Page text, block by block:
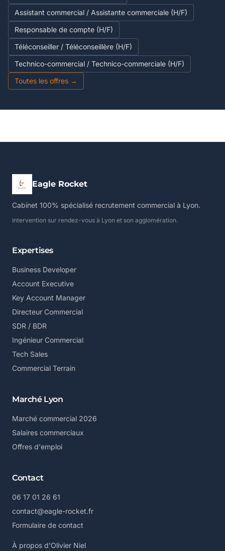
Assistant commercial / Assistante commerciale (H/F)
Responsable de compte (H/F)
Téléconseiller / Téléconseillère (H/F)
Technico-commercial / Technico-commerciale (H/F)
Toutes les offres →
Eagle Rocket
Cabinet 100% spécialisé recrutement commercial à Lyon.
Intervention sur rendez-vous à Lyon et son agglomération.
Expertises
Business Developer
Account Executive
Key Account Manager
Directeur Commercial
SDR / BDR
Ingénieur Commercial
Tech Sales
Commercial Terrain
Marché Lyon
Marché commercial 2026
Salaires commerciaux
Offres d'emploi
Contact
06 17 01 26 61
contact@eagle-rocket.fr
Formulaire de contact
À propos d'Olivier Niel